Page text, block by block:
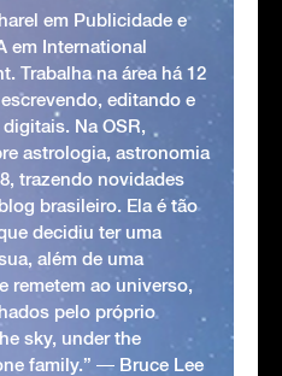
em Publicidade e
em International
Trabalha na área há 12
editando e
Na OSR,
astrologia, astronomia
trazendo novidades
brasileiro. Ela é tão
decidiu ter uma
além de uma
remetem ao universo,
pelo próprio
sky, under the
family.” ― Bruce Lee